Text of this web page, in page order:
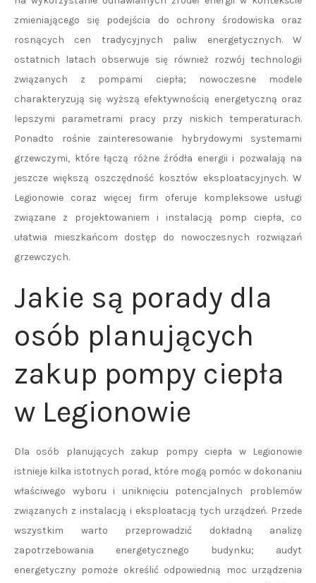
zmieniającego się podejścia do ochrony środowiska oraz
rosnących cen tradycyjnych paliw energetycznych. W
ostatnich latach obserwuje się również rozwój technologii
związanych z pompami ciepła; nowoczesne modele
charakteryzują się wyższą efektywnością energetyczną oraz
lepszymi parametrami pracy przy niskich temperaturach.
Ponadto rośnie zainteresowanie hybrydowymi systemami
grzewczymi, które łączą różne źródła energii i pozwalają na
jeszcze większą oszczędność kosztów eksploatacyjnych. W
Legionowie coraz więcej firm oferuje kompleksowe usługi
związane z projektowaniem i instalacją pomp ciepła, co
ułatwia mieszkańcom dostęp do nowoczesnych rozwiązań
grzewczych.
Jakie są porady dla
osób planujących
zakup pompy ciepła
w Legionowie
Dla osób planujących zakup pompy ciepła w Legionowie
istnieje kilka istotnych porad, które mogą pomóc w dokonaniu
właściwego wyboru i uniknięciu potencjalnych problemów
związanych z instalacją i eksploatacją tych urządzeń. Przede
wszystkim warto przeprowadzić dokładną analizę
zapotrzebowania energetycznego budynku; audyt
energetyczny pomoże określić odpowiednią moc urządzenia